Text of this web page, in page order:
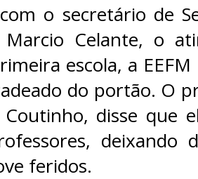
o secretário de
Celante, o
escola, a
do portão. O
Coutinho, disse que
deixando
feridos.